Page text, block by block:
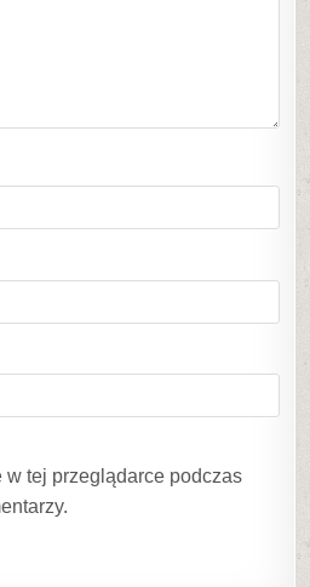
tej przeglądarce podczas